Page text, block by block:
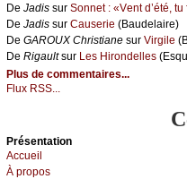
De Jаdis sur Sоnnеt : «Vеnt d’été,
De Jаdis sur Саusеriе (Βаudеlаirе)
De GΑRΟUX Сhristiаnе sur Virgilе
De Rigаultsur Lеs Hirоndеllеs
Plus de commentaires...
Flux RSS...
Présеntаtion
Acсuеil
À prоpos